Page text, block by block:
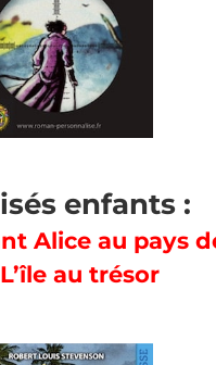
enfants :
Alice au pays
au trésor